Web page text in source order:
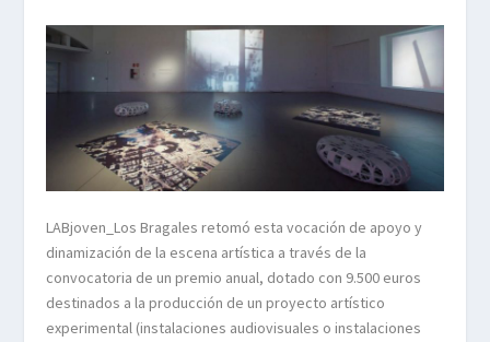
LABjoven_Los Bragales retomó esta vocación de apoyo y
dinamización de la escena artística a través de la
convocatoria de un premio anual, dotado con 9.500 euros
destinados a la producción de un proyecto artístico
experimental (instalaciones audiovisuales o instalaciones